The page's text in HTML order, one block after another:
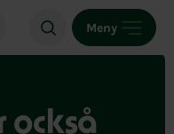
Meny
också